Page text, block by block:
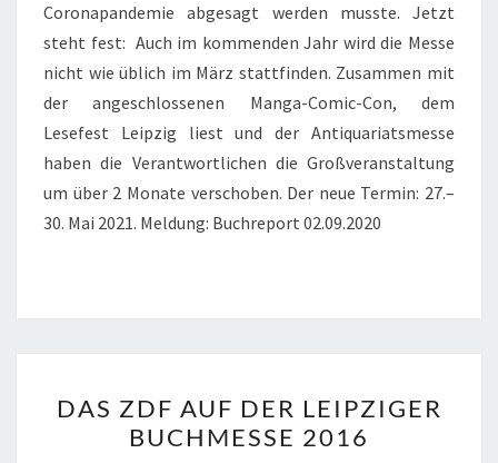
Coronapandemie abgesagt werden musste. Jetzt
steht fest: Auch im kommenden Jahr wird die Messe
nicht wie üblich im März stattfinden. Zusammen mit
der angeschlossenen Manga-Comic-Con, dem
Lesefest Leipzig liest und der Antiquariatsmesse
haben die Verantwortlichen die Großveranstaltung
um über 2 Monate verschoben. Der neue Termin: 27.–
30. Mai 2021. Meldung: Buchreport 02.09.2020
ZDF
AUF
DAS ZDF AUF DER LEIPZIGER
BUCHMESSE 2016